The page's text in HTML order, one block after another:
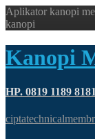
Aplikator kanopi
kanopi
Kanopi
HP. 0819 1189